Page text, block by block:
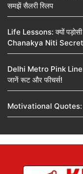
समझें सैलरी स्लिप
Life Lessons: क्यों पड़ोसी
Chanakya Niti
Delhi Metro Pink Line
जानें रूट और फीचर्स!
Motivational Quotes: